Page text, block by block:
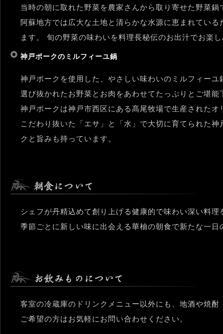
当時の朝に取れた野菜を農家さんから取り寄せた野菜鍋
阿蘇地方では広大な土地と清らかな水源に恵まれてい
ます。 旬の野菜の味わいを料理長秘伝のお出汁でお楽
神戸ポークのミルフィーユ鍋
神戸ポークを使用した、やさしい味わいのミルフィーユ
選び抜かれたお野菜とお肉をあわせてたっぷりとご堪能
神戸ポークは神戸市西区にある髙尾牧場で生産された
こだわり抜いた「エサ」と「水」で大切に育てられた
クと旨みも持っています。
シェフが丹精込めて創り上げる健康的で味わい深い料理
季節ごとに新しい味に出会える華柚の朝食で新たな一日
客室の冷蔵庫のドリンクメニュー以外にも、地酒や焼
ご希望の方はお気軽にお問い合わせください。